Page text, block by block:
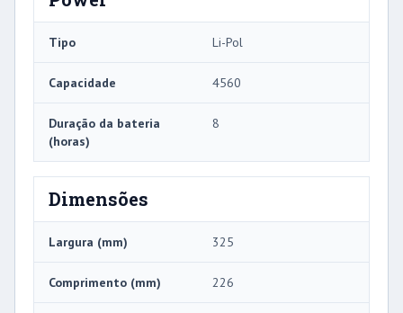
Tipo Li-Pol
Capacidade 4560
Duração da bateria
(horas)
8
Dimensões
Largura (mm) 325
Comprimento (mm) 226